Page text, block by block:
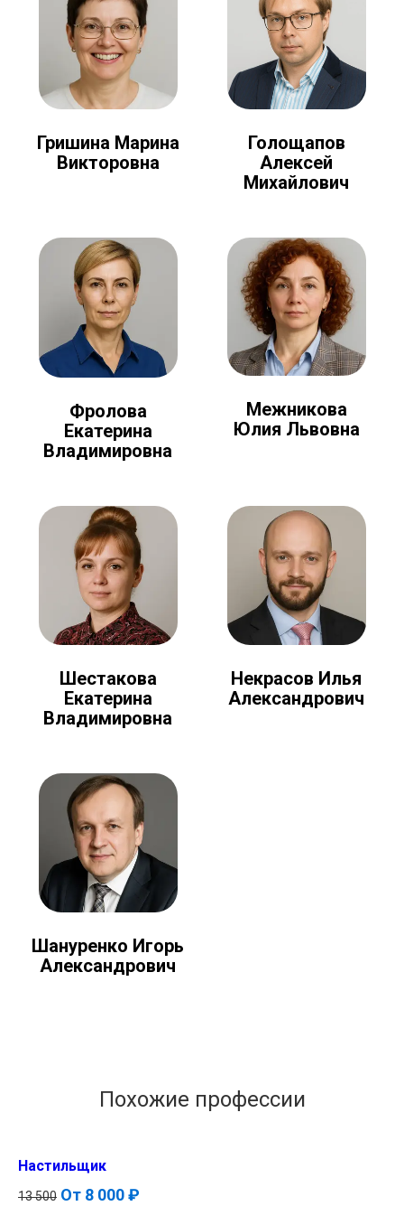
Гришина Марина
Викторовна
Голощапов
Алексей
Михайлович
Фролова
Екатерина
Владимировна
Межникова
Юлия Львовна
Шестакова
Екатерина
Владимировна
Некрасов Илья
Александрович
Шануренко Игорь
Александрович
Похожие профессии
Настильщик
13 500 От 8 000 ₽